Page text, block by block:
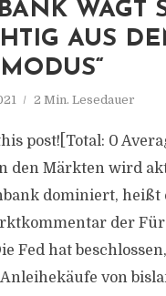
WAGT
AUS
2 Min. Lesedauer
post![Total: 0
den Märkten wird
dominiert, heißt
der
Fed hat
von